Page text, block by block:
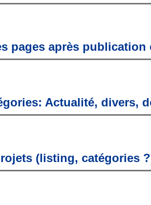
pages après
Actualité, divers,
(listing, catégories